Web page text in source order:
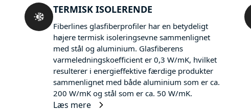
TERMISK ISOLERENDE
Fiberlines glasfiberprofiler har en betydeligt
højere termisk isoleringsevne sammenlignet
med stål og aluminium. Glasfiberens
varmeledningskoefficient er 0,3 W/mK, hvilket
resulterer i energieffektive færdige produkter
sammenlignet med både aluminium som er ca.
200 W/mK og stål som er ca. 50 W/mK.
Læs mere